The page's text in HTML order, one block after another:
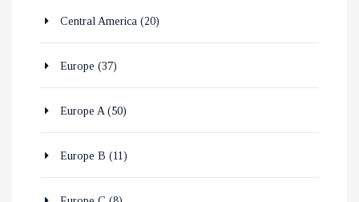
Central America (20)
Europe (37)
Europe A(50)
Europe B (11)